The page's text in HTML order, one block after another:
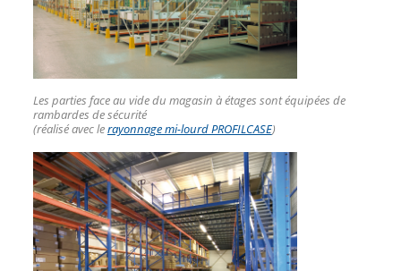
Les parties face au vide du magasin à étages sont équipées de
rambardes de sécurité
(réalisé avec lerayonnage mi-lourd PROFILCASE)